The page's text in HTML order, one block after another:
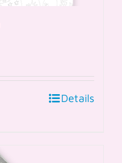
Details